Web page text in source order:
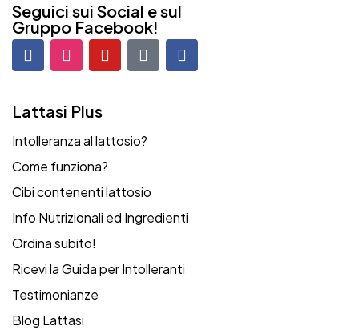
Seguici sui Social e sul
Gruppo Facebook!
Lattasi Plus
Intolleranza al lattosio?
Come funziona?
Cibi contenenti lattosio
Info Nutrizionali ed Ingredienti
Ordina subito!
Ricevi la Guida per Intolleranti
Testimonianze
Blog Lattasi